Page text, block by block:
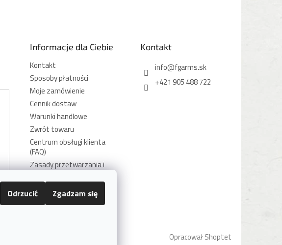
Odrzucić Zgadzam się
Informacje dla Ciebie
Kontakt
Sposoby płatności
Moje zamówienie
Cennik dostaw
Warunki handlowe
Zwrót towaru
Centrum obsługi klienta
(FAQ)
Zasady przetwarzania i
cookie
Kontakt
info@fgarms.sk
+421 905 488 722
Opracował Shoptet